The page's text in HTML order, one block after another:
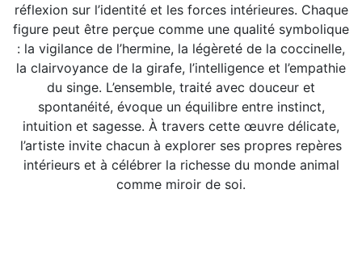
réflexion sur l’identité et les forces intérieures. Chaque
figure peut être perçue comme une qualité symbolique
: la vigilance de l’hermine, la légèreté de la coccinelle,
la clairvoyance de la girafe, l’intelligence et l’empathie
du singe. L’ensemble, traité avec douceur et
spontanéité, évoque un équilibre entre instinct,
intuition et sagesse. À travers cette œuvre délicate,
l’artiste invite chacun à explorer ses propres repères
intérieurs et à célébrer la richesse du monde animal
comme miroir de soi.